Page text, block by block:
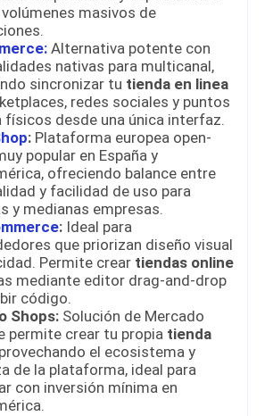
masivos de
Alternativa potente con
nativas para multicanal,
sincronizar tu tienda en linea
redes sociales y puntos
físicos desde una única interfaz.
: Plataforma europea open-
popular en España y
ofreciendo balance entre
y facilidad de uso para
y medianas empresas.
: Ideal para
que priorizan diseño visual
Permite crear tiendas online
mediante editor drag-and-drop
código.
Shops: Solución de Mercado
permite crear tu propia tienda
el ecosistema y
de la plataforma, ideal para
con inversión mínima en